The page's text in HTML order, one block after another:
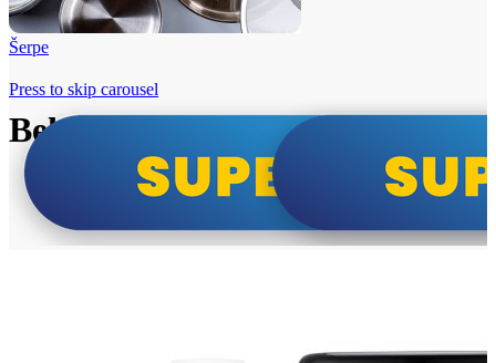
Šerpe
Beko i Tesla super cene
Press to skip carousel